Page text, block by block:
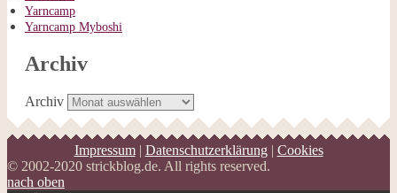
Yarncamp
Yarncamp Myboshi
Archiv
Archiv
Impressum| Datenschutzerklärung| Cookies
© 2002-2020 strickblog.de. All rights reserved.
nach oben